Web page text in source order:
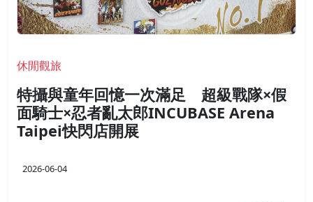
休閒觀旅
特攝與童年回憶一次滿足 超級戰隊×假
面騎士×忍者亂太郎INCUBASE Arena
Taipei快閃店開展
2026-06-04